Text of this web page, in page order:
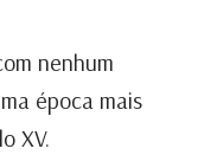
nenhum
época mais
XV.